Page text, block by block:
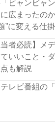
ビャンビャ
広まったの
”に変える仕
当者必読】メ
いいこと・
も解説
テレビ番組の